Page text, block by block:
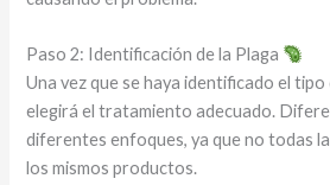
Paso 2: Identificación de la Plaga
Una vez que se haya identificado el
elegirá el tratamiento adecuado.
diferentes enfoques, ya que no todas
los mismos productos.